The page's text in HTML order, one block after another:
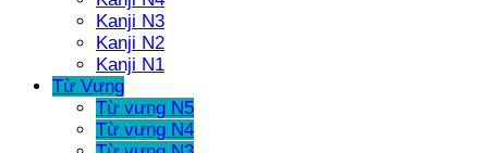
Kanji N3
Kanji N2
Kanji N1
Từ Vựng
Từ vựng N5
Từ vựng N4